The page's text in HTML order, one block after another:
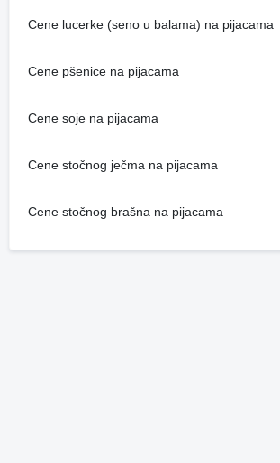
Cene lucerke (seno u balama) na pijacama
Cene pšenice na pijacama
Cene soje na pijacama
Cene stočnog ječma na pijacama
Cene stočnog brašna na pijacama